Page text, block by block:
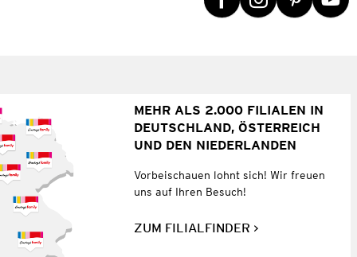
MEHR ALS 2.000 FILIALEN IN
DEUTSCHLAND, ÖSTERREICH
UND DEN NIEDERLANDEN
Vorbeischauen lohnt sich! Wir freuen
uns auf Ihren Besuch!
ZUM FILIALFINDER